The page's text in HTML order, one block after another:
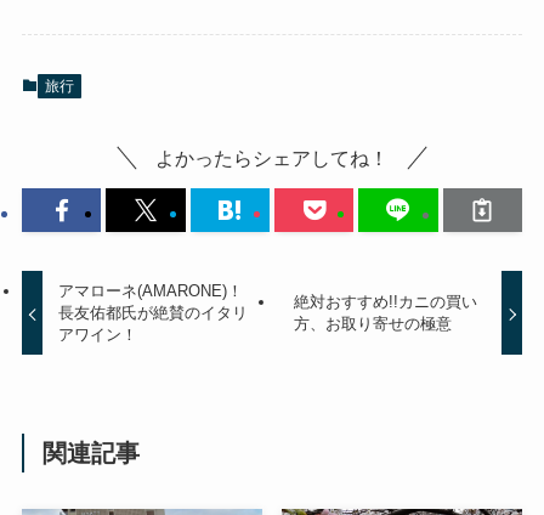
旅行
よかったらシェアしてね！
アマローネ(AMARONE)！
長友佑都氏が絶賛のイタリ
アワイン！
絶対おすすめ!!カニの買い
方、お取り寄せの極意
関連記事